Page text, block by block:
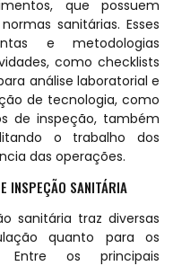
que possuem
sanitárias. Esses
e metodologias
como checklists
análise laboratorial e
de tecnologia, como
de inspeção, também
o trabalho dos
das operações.
INSPEÇÃO SANITÁRIA
sanitária traz diversas
quanto para os
Entre os principais